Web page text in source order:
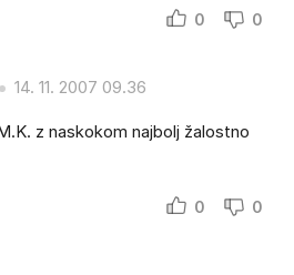
0 0
14. 11. 2007 09.36
z naskokom najbolj žalostno
0 0